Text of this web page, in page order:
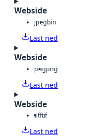
Webside
jpegbin
Last ned
Webside
pngpng
Last ned
Webside
tifftif
Last ned